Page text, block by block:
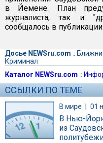
в Йемене. План
журналиста, так и
сообщалось в публикации.
Досье NEWSru.com ::
Криминал
Каталог NEWSru.com ::
ССЫЛКИ ПО ТЕМЕ
В мире | 01
В Нью-
из